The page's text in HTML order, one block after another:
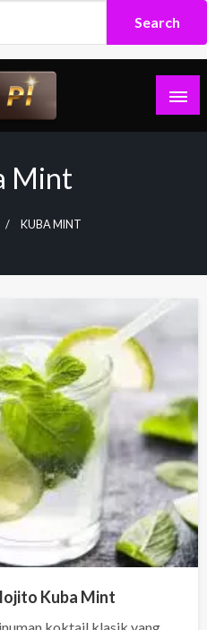
Mint
KUBA MINT
Kuba Mint
koktail klasik yang